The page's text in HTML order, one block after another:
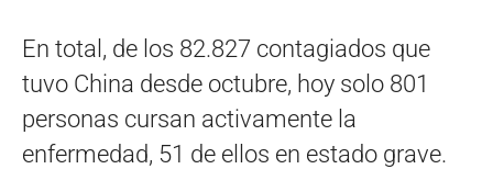
En total, de los 82.827 contagiados que
tuvo China desde octubre, hoy solo 801
personas cursan activamente la
enfermedad, 51 de ellos en estado grave.